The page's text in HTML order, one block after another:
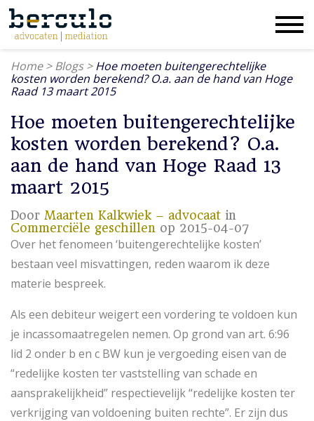
Home>Blogs>Hoe moeten buitengerechtelijke
kosten worden berekend? O.a. aan de hand van Hoge
Raad 13 maart 2015
Hoe moeten buitengerechtelijke
kosten worden berekend? O.a.
aan de hand van Hoge Raad 13
maart 2015
Door Maarten Kalkwiek – advocaat in
Commerciële geschillen op 2015-04-07
Over het fenomeen ‘buitengerechtelijke kosten’
bestaan veel misvattingen, reden waarom ik deze
materie bespreek.
Als een debiteur weigert een vordering te voldoen kun
je incassomaatregelen nemen. Op grond van art. 6:96
lid 2 onder b en c BW kun je vergoeding eisen van de
“redelijke kosten ter vaststelling van schade en
aansprakelijkheid” respectievelijk “redelijke kosten ter
verkrijging van voldoening buiten rechte”. Er zijn dus